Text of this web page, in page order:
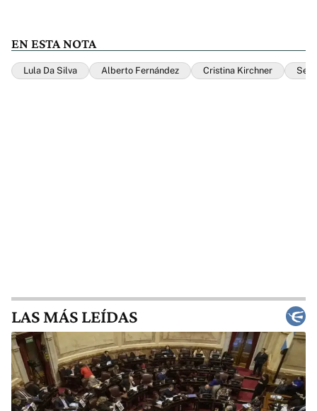
EN ESTA NOTA
Lula Da Silva Alberto Fernández Cristina Kirchner
LAS MÁS LEÍDAS